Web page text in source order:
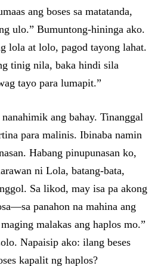
ang boses sa matatanda,
ulo.” Bumuntong-hininga ako.
lola at lolo, pagod tayong lahat.
tinig nila, baka hindi sila
tayo para lumapit.”
ang bahay. Tinanggal
para malinis. Ibinaba namin
Habang pinupunasan ko,
ni Lola, batang-bata,
Sa likod, may isa pa akong
panahon na mahina ang
malakas ang haplos mo.”
Napaisip ako: ilang beses
kapalit ng haplos?